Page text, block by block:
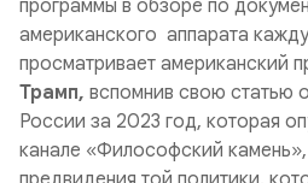
программы в обзоре по
американского аппарата
просматривает американский
Трамп, вспомнив свою статью
России за 2023 год, которая
канале «Философский камень»,